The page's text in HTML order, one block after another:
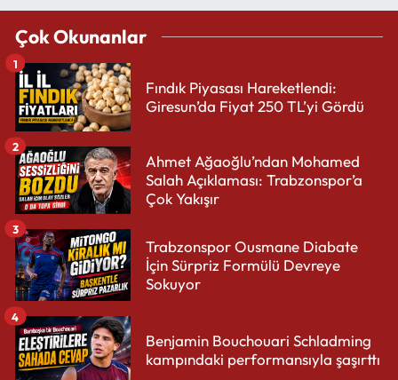
Çok Okunanlar
Fındık Piyasası Hareketlendi:
Giresun’da Fiyat 250 TL’yi Gördü
1
Ahmet Ağaoğlu’ndan Mohamed
Salah Açıklaması: Trabzonspor’a
Çok Yakışır
2
Trabzonspor Ousmane Diabate
İçin Sürpriz Formülü Devreye
Sokuyor
3
Benjamin Bouchouari Schladming
kampındaki performansıyla şaşırttı
4